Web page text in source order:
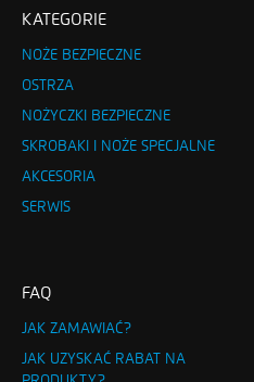
KATEGORIE
NOŻE BEZPIECZNE
OSTRZA
NOŻYCZKI BEZPIECZNE
SKROBAKI I NOŻE SPECJALNE
AKCESORIA
SERWIS
FAQ
JAK ZAMAWIAĆ?
JAK UZYSKAĆ RABAT NA